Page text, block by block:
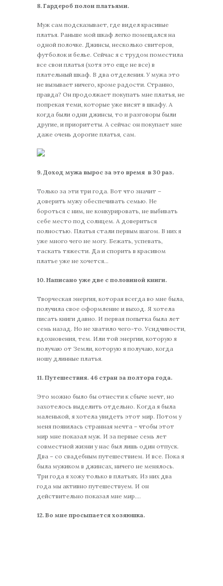
8. Гардероб полон платьями.
Муж сам подсказывает, где видел красивые
платья. Раньше мой шкаф легко помещался на
одной полочке. Джинсы, несколько свитеров,
футболок и белье. Сейчас я с трудом поместила
все свои платья (хотя это еще не все) в
плательный шкаф. В два отделения. У мужа это
не вызывает ничего, кроме радости. Странно,
правда? Он продолжает покупать мне платья, не
попрекая теми, которые уже висят в шкафу. А
когда были одни джинсы, то и разговоры были
другие, и приоритеты. А сейчас он покупает мне
даже очень дорогие платья, сам.
9. Доход мужа вырос за это время в 30 раз.
Только за эти три года. Вот что значит –
доверить мужу обеспечивать семью. Не
бороться с ним, не конкурировать, не выбивать
себе место под солнцем. А довериться
полностью. Платья стали первым шагом. В них я
уже много чего не могу. Бежать, успевать,
таскать тяжести. Да и спорить в красивом
платье уже не хочется…
10. Написано уже две с половиной книги.
Творческая энергия, которая всегда во мне была,
получила свое оформление и выход. Я хотела
писать книги давно. И первая попытка была лет
семь назад. Но не хватило чего-то. Усидчивости,
вдохновения, тем. Или той энергии, которую я
получаю от Земли, которую я получаю, когда
ношу длинные платья.
11. Путешествия. 46 стран за полтора года.
Это можно было бы отнести к сбыче мечт, но
захотелось выделить отдельно. Когда я была
маленькой, я хотела увидеть этот мир. Потом у
меня появилась странная мечта – чтобы этот
мир мне показал муж. И за первые семь лет
совместной жизни у нас был лишь один отпуск.
Два – со свадебным путешествием. И все. Пока я
была мужиком в джинсах, ничего не менялось.
Три года я хожу только в платьях. Из них два
года мы активно путешествуем. И он
действительно показал мне мир….
12. Во мне просыпается хозяюшка.